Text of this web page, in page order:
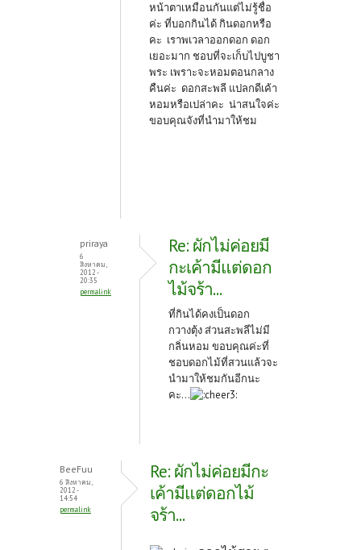
หน้าตาเหมือนกันแต่ไม่รู้ชื่อ
ค่ะ ที่บอกกินได้ กินดอกหรือ
คะ เราพเวลาออกดอก ดอก
เยอะมาก ชอบที่จะเก็บไปบูชา
พระ เพราะจะหอมตอนกลาง
คืนค่ะ ดอกสะพลี แปลกดีเค้า
หอมหรือเปล่าคะ น่าสนใจค่ะ
ขอบคุณจังที่นำมาให้ชม
priraya
6
สิงหาคม,
2012 -
20:35
permalink
Re: ผักไม่ค่อยมี
กะเค้ามีแต่ดอก
ไม้จร้า...
ที่กินได้คงเป็นดอก
กวางตุ้ง ส่วนสะพลีไม่มี
กลิ่นหอม ขอบคุณค่ะที่
ชอบดอกไม้ที่สวนแล้วจะ
นำมาให้ชมกันอีกนะ
คะ...
BeeFuu
6 สิงหาคม,
2012 -
14:54
permalink
Re: ผักไม่ค่อยมีกะ
เค้ามีแต่ดอกไม้
จร้า...